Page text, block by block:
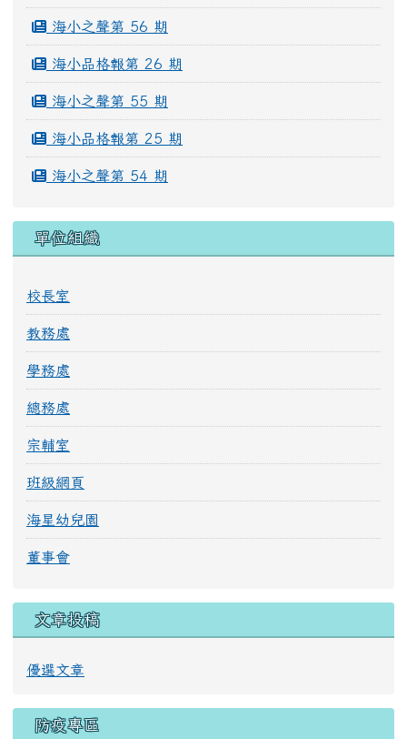
海小之聲第 56 期
海小品格報第 26 期
海小之聲第 55 期
海小品格報第 25 期
海小之聲第 54 期
單位組織
校長室
教務處
學務處
總務處
宗輔室
班級網頁
海星幼兒園
董事會
文章投稿
優選文章
防疫專區